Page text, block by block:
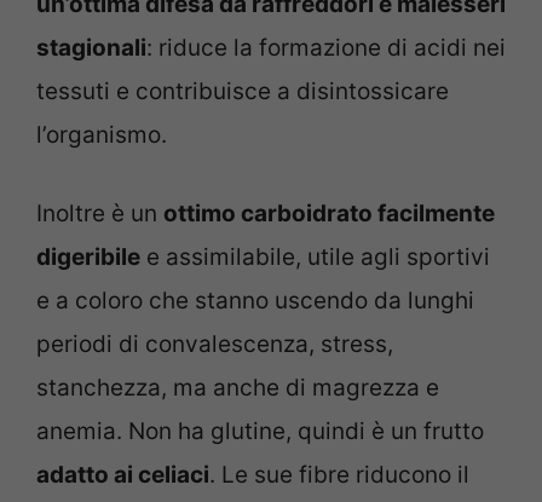
stagionali: riduce la formazione di acidi nei
tessuti e contribuisce a disintossicare
l’organismo.
Inoltre è un ottimo carboidrato facilmente
digeribile e assimilabile, utile agli sportivi
e a coloro che stanno uscendo da lunghi
periodi di convalescenza, stress,
stanchezza, ma anche di magrezza e
anemia. Non ha glutine, quindi è un frutto
adatto ai celiaci. Le sue fibre riducono il